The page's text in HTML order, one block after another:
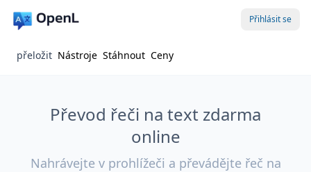
Přihlásit se
přeložit Nástroje Stáhnout Ceny
Převod řeči na text zdarma
online
Nahrávejte v prohlížeči a převádějte řeč na